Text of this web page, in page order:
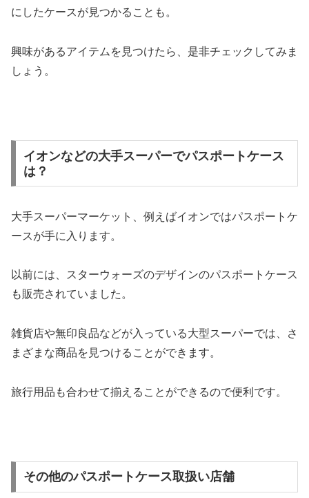
にしたケースが見つかることも。
興味があるアイテムを見つけたら、是非チェックしてみま
しょう。
イオンなどの大手スーパーでパスポートケース
は？
大手スーパーマーケット、例えばイオンではパスポートケ
ースが手に入ります。
以前には、スターウォーズのデザインのパスポートケース
も販売されていました。
雑貨店や無印良品などが入っている大型スーパーでは、さ
まざまな商品を見つけることができます。
旅行用品も合わせて揃えることができるので便利です。
その他のパスポートケース取扱い店舗